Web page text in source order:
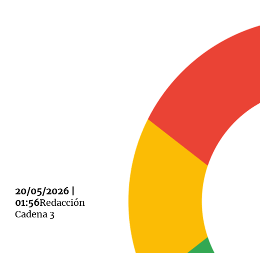
20/05/2026 |
01:56Redacción
Cadena 3
Notas
Mundial 2026 La Sole en Cadena 3